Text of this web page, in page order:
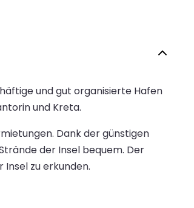
und gut organisierte Hafen
und Kreta.
Dank der günstigen
der Insel bequem. Der
zu erkunden.